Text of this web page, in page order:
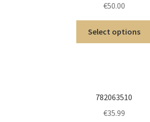
€50.00
Select options
782063510
€35.99